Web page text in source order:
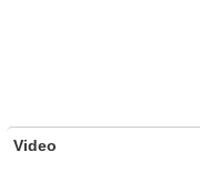
Video